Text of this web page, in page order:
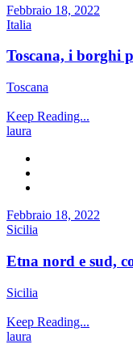
Febbraio 18, 2022
Italia
Toscana, i borghi
Toscana
Keep Reading...
laura
Febbraio 18, 2022
Sicilia
Etna nord e sud,
Sicilia
Keep Reading...
laura